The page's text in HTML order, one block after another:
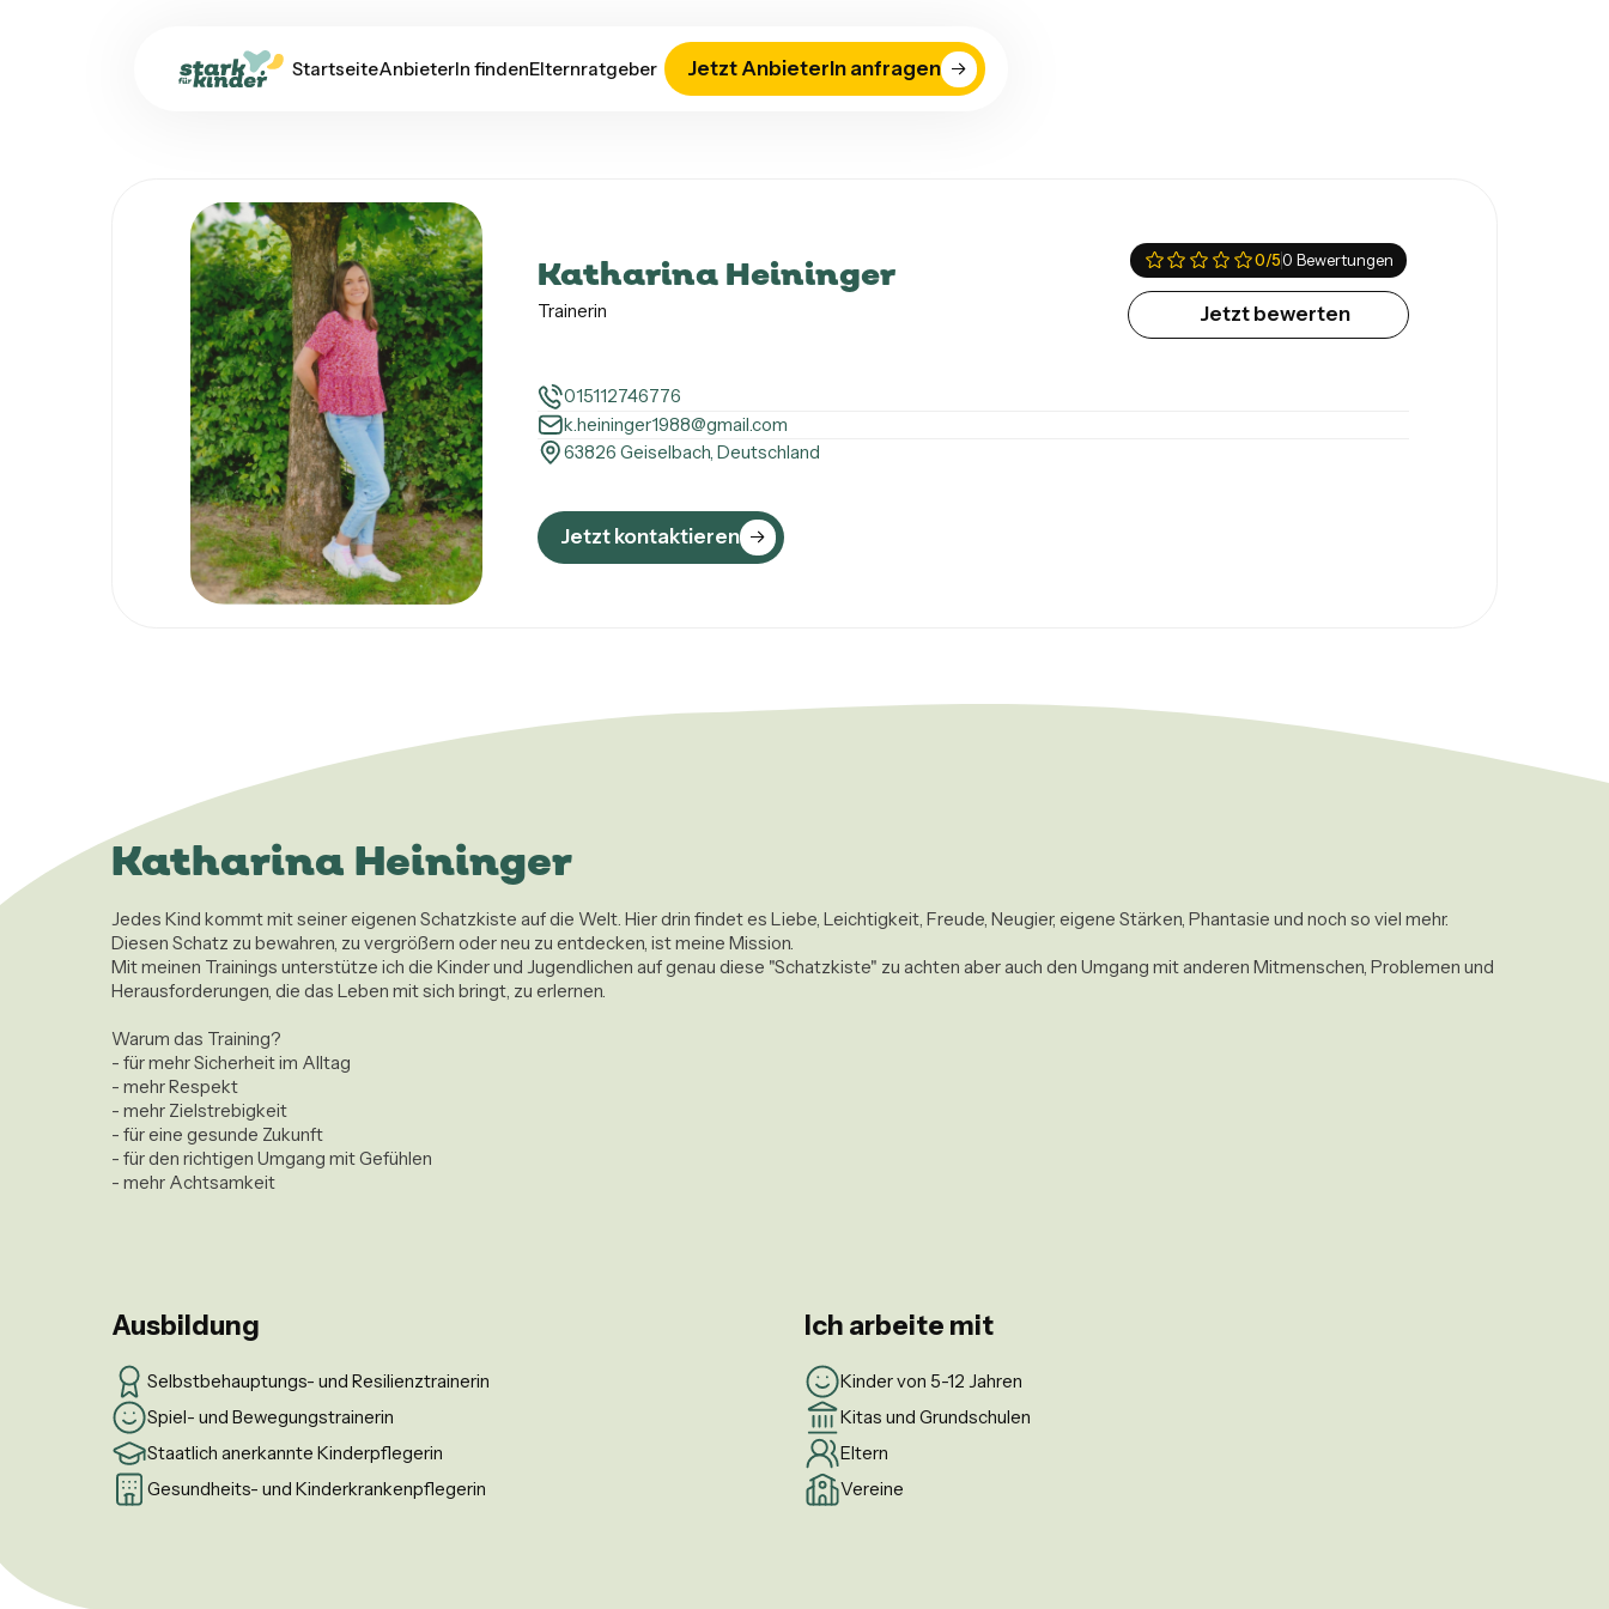
StartseiteAnbieterIn findenElternratgeber Jetzt AnbieterIn anfragen
Katharina Heininger
Trainerin
0/50 Bewertungen
Jetzt bewerten
015112746776
k.heininger1988@gmail.com
63826 Geiselbach, Deutschland
Jetzt kontaktieren
Katharina Heininger
Jedes Kind kommt mit seiner eigenen Schatzkiste auf die Welt. Hier drin findet es Liebe, Leichtigkeit, Freude, Neugier, eigene Stärken, Phantasie und noch so viel mehr.
Diesen Schatz zu bewahren, zu vergrößern oder neu zu entdecken, ist meine Mission.
Mit meinen Trainings unterstütze ich die Kinder und Jugendlichen auf genau diese "Schatzkiste" zu achten aber auch den Umgang mit anderen Mitmenschen, Problemen und
Herausforderungen, die das Leben mit sich bringt, zu erlernen.
Warum das Training?
- für mehr Sicherheit im Alltag
- mehr Respekt
- mehr Zielstrebigkeit
- für eine gesunde Zukunft
- für den richtigen Umgang mit Gefühlen
- mehr Achtsamkeit
Ausbildung
Selbstbehauptungs- und Resilienztrainerin
Spiel- und Bewegungstrainerin
Staatlich anerkannte Kinderpflegerin
Gesundheits- und Kinderkrankenpflegerin
Ich arbeite mit
Kinder von 5-12 Jahren
Kitas und Grundschulen
Eltern
Vereine